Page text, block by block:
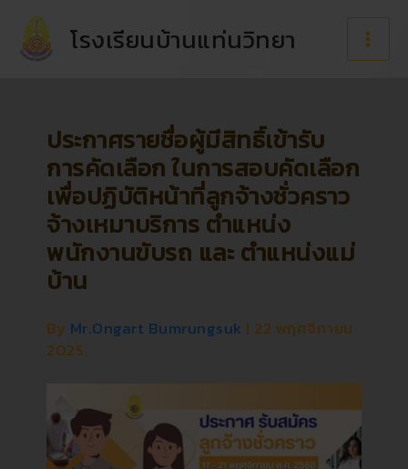
content
โรงเรียนบ้านแท่นวิทยา
ประกาศรายชื่อผู้มีสิทธิ์เข้ารับ
การคัดเลือก ในการสอบคัดเลือก
เพื่อปฏิบัติหน้าที่ลูกจ้างชั่วคราว
จ้างเหมาบริการ ตำแหน่ง
พนักงานขับรถ และ ตำแหน่งแม่
บ้าน
By Mr.Ongart Bumrungsuk | 22 พฤศจิกายน
2025